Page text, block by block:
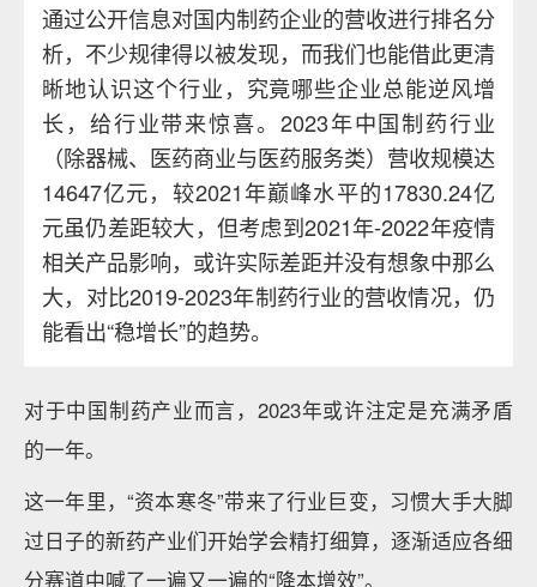
通过公开信息对国内制药企业的营收进行排名分
析，不少规律得以被发现，而我们也能借此更清
晰地认识这个行业，究竟哪些企业总能逆风增
长，给行业带来惊喜。2023年中国制药行业
（除器械、医药商业与医药服务类）营收规模达
14647亿元，较2021年巅峰水平的17830.24亿
元虽仍差距较大，但考虑到2021年-2022年疫情
相关产品影响，或许实际差距并没有想象中那么
大，对比2019-2023年制药行业的营收情况，仍
能看出“稳增长”的趋势。
对于中国制药产业而言，2023年或许注定是充满矛盾
的一年。
这一年里，“资本寒冬”带来了行业巨变，习惯大手大脚
过日子的新药产业们开始学会精打细算，逐渐适应各细
分赛道中喊了一遍又一遍的“降本增效”。